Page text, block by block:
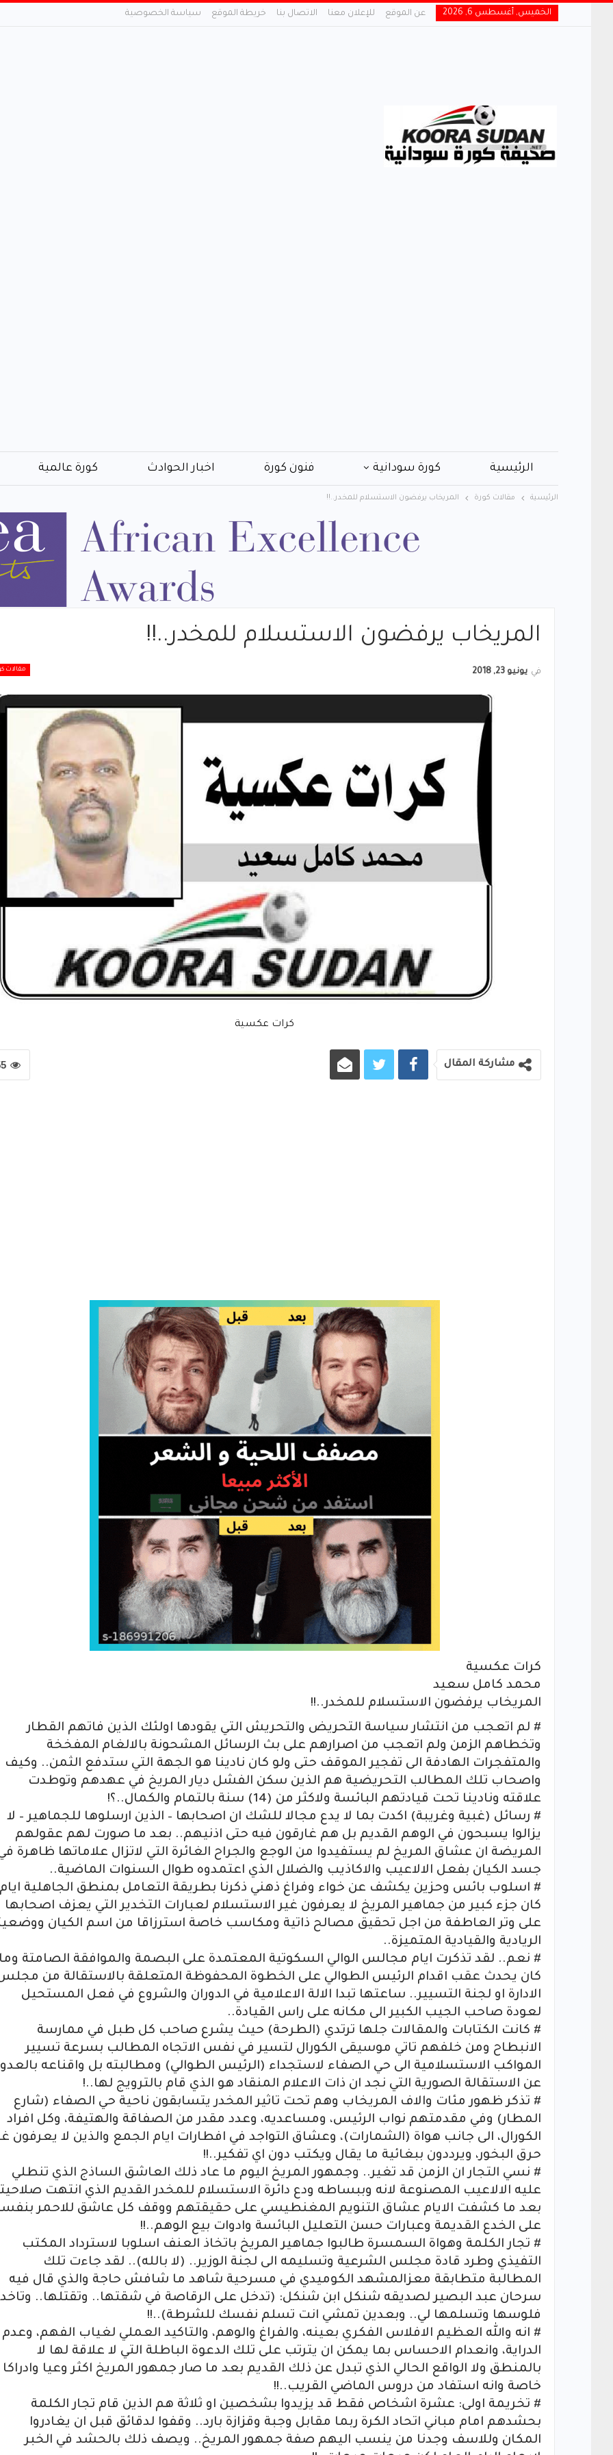
الخميس, أغسطس 6, 2026 عن الموقع للإعلان معنا الاتصال بنا خريطة الموقع سياسة الخصوصية
الرئيسية كورة سودانية فنون كورة اخبار الحوادث كورة عالمية
الرئيسية مقالات كورة المريخاب يرفضون الاستسلام للمخدر..!!
المريخاب يرفضون الاستسلام للمخدر..!!
مقالات في يونيو 23, 2018
كرات عكسية
مشاركة المقال
كرات عكسية
محمد كامل سعيد
المريخاب يرفضون الاستسلام للمخدر..!!
# لم اتعجب من انتشار سياسة التحريض والتحريش التي يقودها اولئك الذين فاتهم القطار
وتخطاهم الزمن ولم اتعجب من اصرارهم على بث الرسائل المشحونة بالالغام المفخخة
والمتفجرات الهادفة الى تفجير الموقف حتى ولو كان نادينا هو الجهة التي ستدفع الثمن.. وكيف
واصحاب تلك المطالب التحريضية هم الذين سكن الفشل ديار المريخ في عهدهم وتوطدت
علاقته ونادينا تحت قيادتهم البائسة ولاكثر من (14) سنة بالتمام والكمال..؟!
# رسائل (غبية وغريبة) اكدت بما لا يدع مجالا للشك ان اصحابها – الذين ارسلوها للجماهير – لا
يزالوا يسبحون في الوهم القديم بل هم غارقون فيه حتى اذنيهم.. بعد ما صورت لهم عقولهم
المريضة ان عشاق المريخ لم يستفيدوا من الوجع والجراح الغائرة التي لاتزال علاماتها ظاهرة
جسد الكيان بفعل الالاعيب والاكاذيب والضلال الذي اعتمدوه طوال السنوات الماضية..
# اسلوب بائس وحزين يكشف عن خواء وفراغ ذهني ذكرنا بطريقة التعامل بمنطق الجاهلية ايام
كان جزء كبير من جماهير المريخ لا يعرفون غير الاستسلام لعبارات التخدير التي يعزف اصحابها
على وتر العاطفة من اجل تحقيق مصالح ذاتية ومكاسب خاصة استرزاقا من اسم الكيان
الريادية والقيادية المتميزة..
# نعم.. لقد تذكرت ايام مجالس الوالي السكوتية المعتمدة على البصمة والموافقة الصامتة
كان يحدث عقب اقدام الرئيس الطوالي على الخطوة المحفوظة المتعلقة بالاستقالة من
الادارة او لجنة التسيير.. ساعتها تبدا الالة الاعلامية في الدوران والشروع في فعل المستحيل
لعودة صاحب الجيب الكبير الى مكانه على راس القيادة..
# كانت الكتابات والمقالات جلها ترتدي (الطرحة) حيث يشرع صاحب كل طبل في ممارسة
الانبطاح ومن خلفهم تاتي موسيقى الكورال لتسير في نفس الاتجاه المطالب بسرعة تسيير
المواكب الاستسلامية الى حي الصفاء لاستجداء (الرئيس الطوالي) ومطالبته بل واقناعه
عن الاستقالة الصورية التي نجد ان ذات الاعلام المنقاد هو الذي قام بالترويج لها..!
# تذكر ظهور مئات والاف المريخاب وهم تحت تاثير المخدر يتسابقون ناحية حي الصفاء (شارع
المطار) وفي مقدمتهم نواب الرئيس، ومساعديه، وعدد مقدر من الصفاقة والهتيفة، وكل افراد
الكورال، الى جانب هواة (الشمارات)، وعشاق التواجد في افطارات ايام الجمع والذين لا يعرفون
حرق البخور، ويرددون ببغائية ما يقال ويكتب دون اي تفكير..!!
# نسي التجار ان الزمن قد تغير.. وجمهور المريخ اليوم ما عاد ذلك العاشق الساذج الذي تنطلي
عليه الالاعيب المصنوعة لانه وببساطه ودع دائرة الاستسلام للمخدر القديم الذي انتهت
بعد ما كشفت الايام عشاق التنويم المغنطيسي على حقيقتهم ووقف كل عاشق للاحمر
على الخدع القديمة وعبارات حسن التعليل البائسة وادوات بيع الوهم..!!
# تجار الكلمة وهواة السمسرة طالبوا جماهير المريخ باتخاذ العنف اسلوبا لاسترداد المكتب
التفيذي وطرد قادة مجلس الشرعية وتسليمه الى لجنة الوزير.. (لا بالله).. لقد جاءت تلك
المطالبة متطابقة معزالمشهد الكوميدي في مسرحية شاهد ما شافش حاجة والذي قال فيه
سرحان عبد البصير لصديقه شنكل ابن شنكل: (تدخل على الرقاصة في شقتها.. وتقتلها.. وتاخد
فلوسها وتسلمها لي.. وبعدين تمشي انت تسلم نفسك للشرطة)..!!
# انه والله العظيم الافلاس الفكري بعينه، والفراغ والوهم، والتاكيد العملي لغياب الفهم، وعدم
الدراية، وانعدام الاحساس بما يمكن ان يترتب على تلك الدعوة الباطلة التي لا علاقة لها لا
بالمنطق ولا الواقع الحالي الذي تبدل عن ذلك القديم بعد ما صار جمهور المريخ اكثر وعيا وادراكا
خاصة وانه استفاد من دروس الماضي القريب..!!
# تخريمة اولى: عشرة اشخاص فقط قد يزيدوا بشخصين او ثلاثة هم الذين قام تجار الكلمة
بحشدهم امام مباني اتحاد الكرة ربما مقابل وجبة وقزازة بارد.. وقفوا لدقائق قبل ان يغادروا
المكان وللاسف وجدنا من ينسب اليهم صفة جمهور المريخ.. ويصف ذلك بالحشد في الخبر